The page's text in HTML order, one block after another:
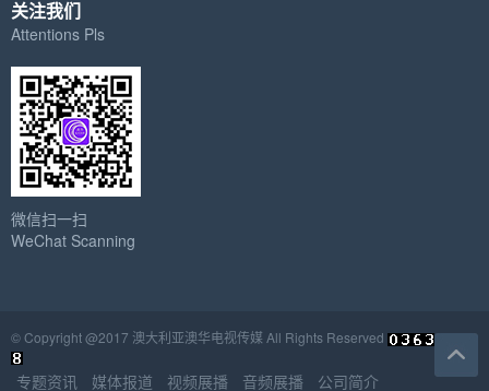
关注我们
Attentions Pls
微信扫一扫
WeChat Scanning
© Copyright @2017 澳大利亚澳华电视传媒 All Rights Reserved
专题资讯 媒体报道 视频展播 音频展播 公司简介